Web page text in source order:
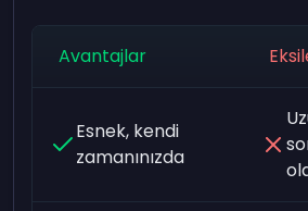
Avantajlar
Esnek, kendi
zamanınızda